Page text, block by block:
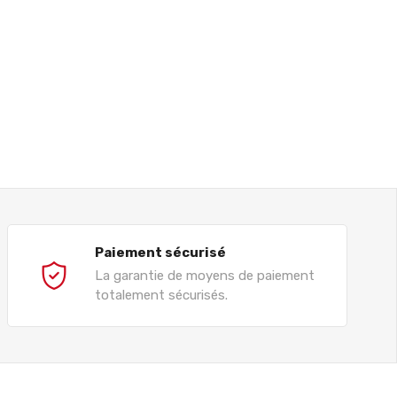
Paiement sécurisé
La garantie de moyens de paiement
totalement sécurisés.